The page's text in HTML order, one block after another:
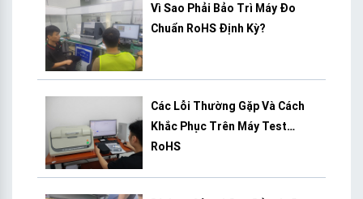
Vì Sao Phải Bảo Trì Máy Đo
Chuẩn RoHS Định Kỳ?
Các Lỗi Thường Gặp Và Cách
Khắc Phục Trên Máy Test
RoHS